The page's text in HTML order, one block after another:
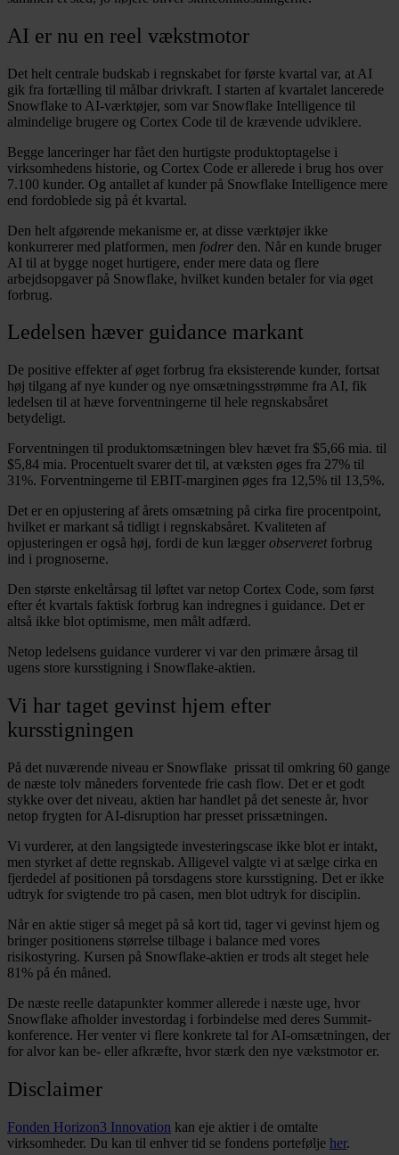
AI er nu en reel vækstmotor
Det helt centrale budskab i regnskabet for første kvartal var, at AI
gik fra fortælling til målbar drivkraft. I starten af kvartalet lancerede
Snowflake to AI-værktøjer, som var Snowflake Intelligence til
almindelige brugere og Cortex Code til de krævende udviklere.
Begge lanceringer har fået den hurtigste produktoptagelse i
virksomhedens historie, og Cortex Code er allerede i brug hos over
7.100 kunder. Og antallet af kunder på Snowflake Intelligence mere
end fordoblede sig på ét kvartal.
Den helt afgørende mekanisme er, at disse værktøjer ikke
konkurrerer med platformen, men fodrer den. Når en kunde bruger
AI til at bygge noget hurtigere, ender mere data og flere
arbejdsopgaver på Snowflake, hvilket kunden betaler for via øget
forbrug.
Ledelsen hæver guidance markant
De positive effekter af øget forbrug fra eksisterende kunder, fortsat
høj tilgang af nye kunder og nye omsætningsstrømme fra AI, fik
ledelsen til at hæve forventningerne til hele regnskabsåret
betydeligt.
Forventningen til produktomsætningen blev hævet fra $5,66 mia. til
$5,84 mia. Procentuelt svarer det til, at væksten øges fra 27% til
31%. Forventningerne til EBIT-marginen øges fra 12,5% til 13,5%.
Det er en opjustering af årets omsætning på cirka fire procentpoint,
hvilket er markant så tidligt i regnskabsåret. Kvaliteten af
opjusteringen er også høj, fordi de kun lægger observeretforbrug
ind i prognoserne.
Den største enkeltårsag til løftet var netop Cortex Code, som først
efter ét kvartals faktisk forbrug kan indregnes i guidance. Det er
altså ikke blot optimisme, men målt adfærd.
Netop ledelsens guidance vurderer vi var den primære årsag til
ugens store kursstigning i Snowflake-aktien.
Vi har taget gevinst hjem efter
kursstigningen
På det nuværende niveau er Snowflake prissat til omkring 60 gange
de næste tolv måneders forventede frie cash flow. Det er et godt
stykke over det niveau, aktien har handlet på det seneste år, hvor
netop frygten for AI-disruption har presset prissætningen.
Vi vurderer, at den langsigtede investeringscase ikke blot er intakt,
men styrket af dette regnskab. Alligevel valgte vi at sælge cirka en
fjerdedel af positionen på torsdagens store kursstigning. Det er ikke
udtryk for svigtende tro på casen, men blot udtryk for disciplin.
Når en aktie stiger så meget på så kort tid, tager vi gevinst hjem og
bringer positionens størrelse tilbage i balance med vores
risikostyring. Kursen på Snowflake-aktien er trods alt steget hele
81% på én måned.
De næste reelle datapunkter kommer allerede i næste uge, hvor
Snowflake afholder investordag i forbindelse med deres Summit-
konference. Her venter vi flere konkrete tal for AI-omsætningen, der
for alvor kan be- eller afkræfte, hvor stærk den nye vækstmotor er.
Disclaimer
Fonden Horizon3 Innovation kan eje aktier i de omtalte
virksomheder. Du kan til enhver tid se fondens portefølje her.